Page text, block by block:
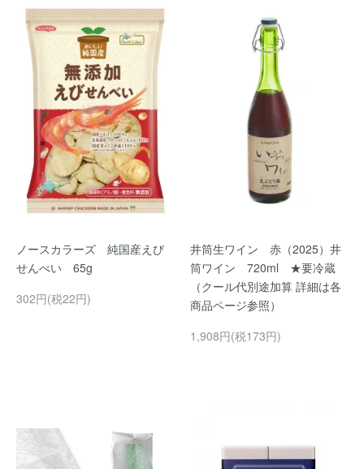
ノースカラーズ 純国産えび
せんべい 65g
302円(税22円)
井筒生ワイン 赤（2025）井
筒ワイン 720ml ★要冷蔵
（クール代別途加算 詳細は各
商品ページ参照）
1,908円(税173円)